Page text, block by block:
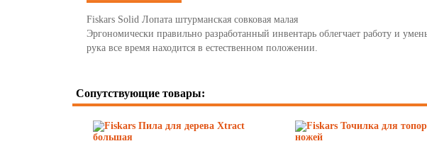
Fiskars Solid Лопата штурманская совковая малая
Эргономически правильно разработанный инвентарь облегчает работу и
рука все время находится в естественном положении.
Сопутствующие товары: